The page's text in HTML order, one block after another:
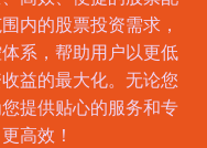
内的股票投资需求，
系，帮助用户以更低
益的最大化。无论您
提供贴心的服务和专
高效！